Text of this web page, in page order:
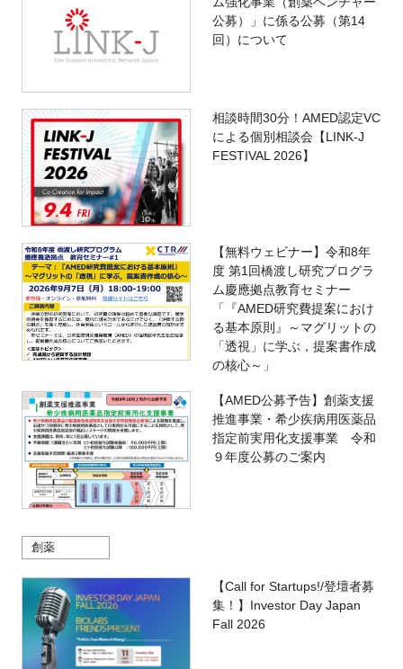
公募）」に係る公募（第14
回）について
相談時間30分！AMED認定VC
による個別相談会【LINK-J
FESTIVAL 2026】
【無料ウェビナー】令和8年
度 第1回橋渡し研究プログラ
ム慶應拠点教育セミナー
「『AMED研究費提案におけ
る基本原則』～マグリットの
「透視」に学ぶ，提案書作成
の核心～」
【AMED公募予告】創薬支援
推進事業・希少疾病用医薬品
指定前実用化支援事業 令和
９年度公募のご案内
創薬
【Call for Startups!/登壇者募
集！】Investor Day Japan
Fall 2026